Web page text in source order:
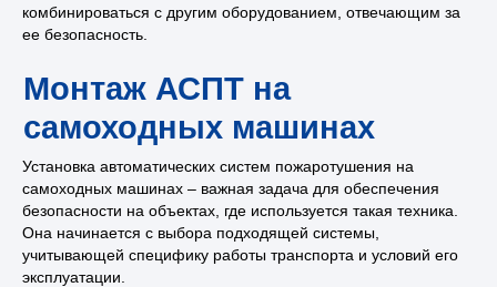
комбинироваться с другим оборудованием, отвечающим за
ее безопасность.
Установка автоматических систем пожаротушения на
самоходных машинах – важная задача для обеспечения
безопасности на объектах, где используется такая техника.
Она начинается с выбора подходящей системы,
учитывающей специфику работы транспорта и условий его
эксплуатации.